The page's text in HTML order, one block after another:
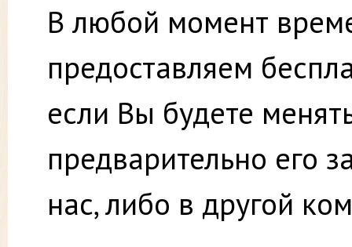
В любой момент
предоставляем
если Вы будете
предварительно его
нас, либо в другой